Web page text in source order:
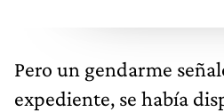
Pero un gendarme
expediente, se había